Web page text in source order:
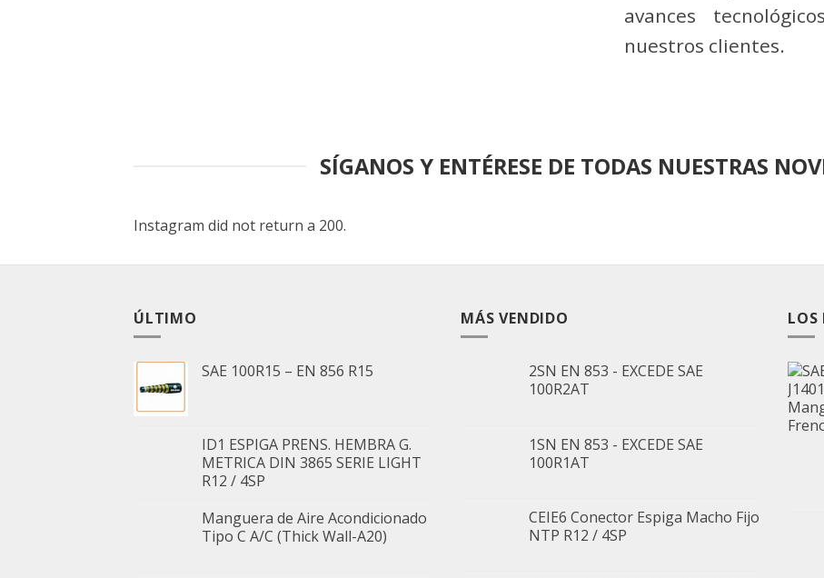
avances
nuestros clientes.
SÍGANOS Y ENTÉRESE DE TODAS NUESTRAS
Instagram did not return a 200.
ÚLTIMO
SAE 100R15 – EN 856 R15
ID1 ESPIGA PRENS. HEMBRA G.
METRICA DIN 3865 SERIE LIGHT
R12 / 4SP
Manguera de Aire Acondicionado
Tipo C A/C (Thick Wall-A20)
MÁS VENDIDO
2SN EN 853 - EXCEDE SAE
100R2AT
1SN EN 853 - EXCEDE SAE
100R1AT
CEIE6 Conector Espiga Macho Fijo
NTP R12 / 4SP
LOS